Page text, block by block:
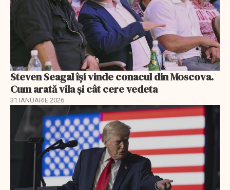
Steven Seagal își vinde conacul din Moscova.
Cum arată vila și cât cere vedeta
31 IANUARIE 2026